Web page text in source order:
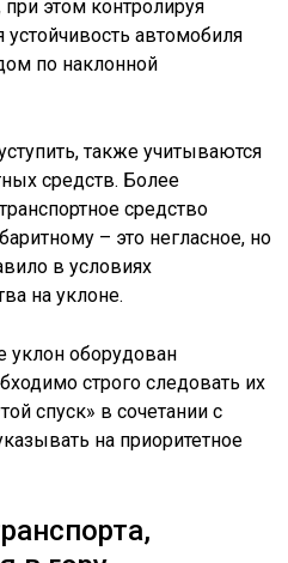
этом контролируя
автомобиля
по наклонной
также учитываются
средств. Более
средство
– это негласное, но
в условиях
на уклоне.
уклон оборудован
строго следовать их
спуск» в сочетании с
на приоритетное